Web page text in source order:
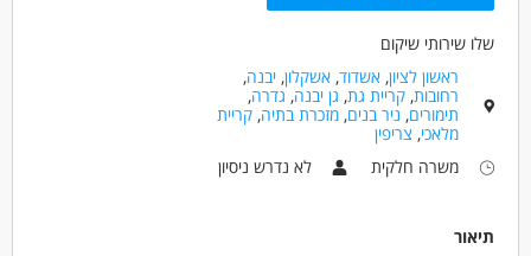
שלו שירותי שיקום
ראשון לציון,אשדוד,אשקלון,יבנה,
רחובות,קריית גת, גן יבנה, גדרה,
תימורים, ניר בנים,מזכרת בתיה,קריית
מלאכי, צריפין
משרה חלקית
לא נדרש ניסיון
תיאור